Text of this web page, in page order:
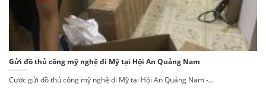
Gửi đồ thủ công mỹ nghệ đi Mỹ tại Hội An Quảng Nam
Cước gửi đồ thủ công mỹ nghệ đi Mỹ tại Hội An Quảng Nam -...